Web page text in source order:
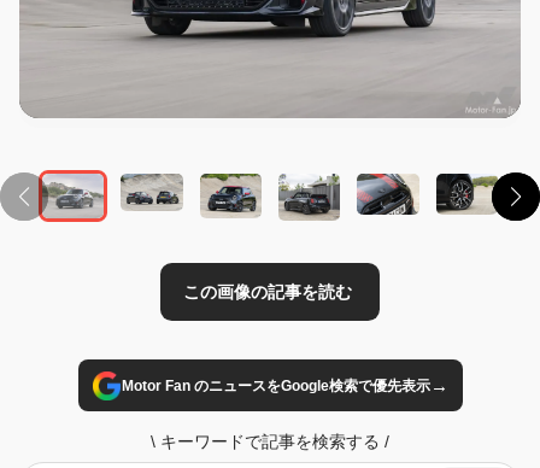
Motor Fan のニュースをGoogle検索で優先表示→
\ キーワードで記事を検索する /